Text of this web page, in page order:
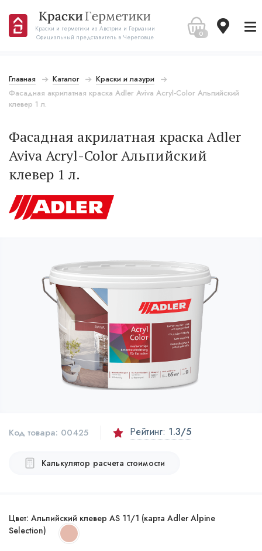
Краски и герметики из Австрии и Германии
Официальный представитель в Череповце
0
Главная Каталог
Краски и лазури
Фасадная акрилатная краска Adler Aviva Acryl-Color Альпийский
клевер 1 л.
Фасадная акрилатная краска Adler
Aviva Acryl-Color Альпийский
клевер 1 л.
Код товара: 00425 Рейтинг: 1.3/5
Калькулятор расчета стоимости
Цвет: Альпийский клевер AS 11/1 (карта Adler Alpine
Selection)